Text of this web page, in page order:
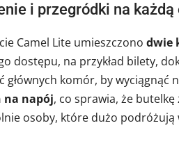
i przegródki na każdą
Camel Lite umieszczono dwie
dostępu, na przykład bilety,
głównych komór, by
na napój, co sprawia, że
osoby, które dużo podróżują